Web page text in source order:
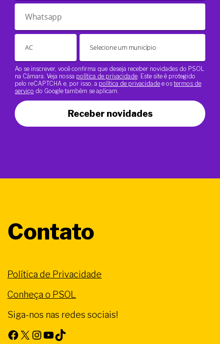
Ao se inscrever, você confirma que deseja receber novidades do PSOL
na Câmara. Veja nossa política de privacidade . Este site é protegido
pelo reCAPTCHA e, por isso, a política de privacidade e os termos de
serviço do Google também se aplicam.
Receber novidades
Contato
Política de Privacidade
Conheça o PSOL
Siga-nos nas redes sociais!
Facebook X Instagram Youtube TikTok